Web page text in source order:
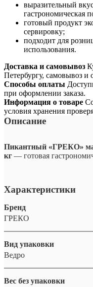
выразительный
гастрономическая
готовый продукт
сервировку;
подходит для
использования.
Доставка и самовывоз
Петербургу, самовывоз и
Способы оплаты
при оформлении заказа.
Информация о товаре
условия хранения
Описание
Пикантный «ГРЕКО»
кг — готовая
Характеристики
Бренд
ГРЕКО
Вид упаковки
Ведро
Вес без упаковки